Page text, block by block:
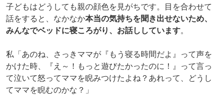
子どもはどうしても親の顔色を見がちです。目を合わせて
話をすると、なかなか本当の気持ちを聞き出せないため、
みんなでベッドに寝ころがり、お話ししています。
私「あのね、さっきママが『もう寝る時間だよ』って声を
かけた時、『え～！もっと遊びたかったのに！』って言っ
て泣いて怒ってママを睨みつけたよね？あれって、どうし
てママを睨むのかな？」